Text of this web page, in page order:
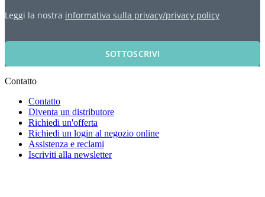
Leggi la nostra informativa sulla privacy/privacy policy
SOTTOSCRIVI
Contatto
Contatto
Diventa un distributore
Richiedi un'offerta
Richiedi un login al negozio online
Assistenza e reclami
Iscriviti alla newsletter